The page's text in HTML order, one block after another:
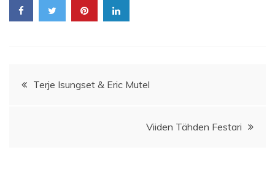
Artikkelien
Terje Isungset & Eric Mutel
Viiden Tähden Festari